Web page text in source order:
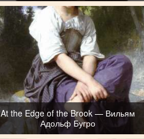
At the Edge of the Brook — Вильям
Адольф Бугро